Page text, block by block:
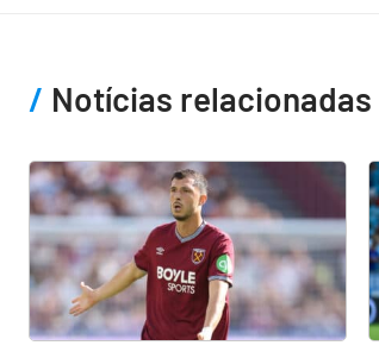
Notícias relacionadas